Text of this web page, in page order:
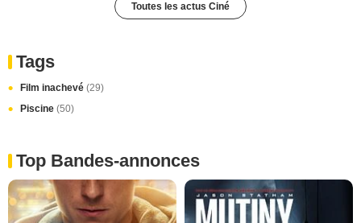
Toutes les actus Ciné
Tags
Film inachevé (29)
Piscine (50)
Top Bandes-annonces